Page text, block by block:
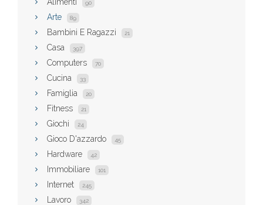
90
Arte 89
Bambini E Ragazzi 21
Casa 397
Computers 70
Cucina 33
Famiglia 20
Fitness 21
Giochi 24
Gioco D'azzardo 45
Hardware 42
Immobiliare 101
Internet 245
Lavoro 342